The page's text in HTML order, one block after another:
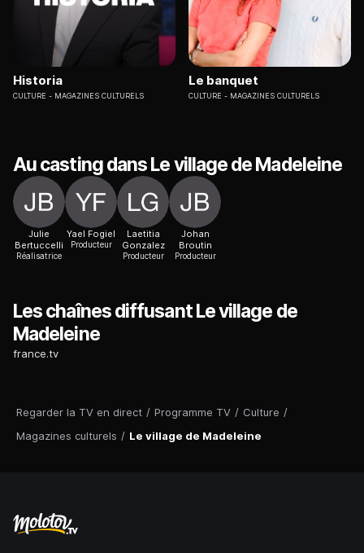
Regarder la TV en direct / Programme TV / Culture /
Magazines culturels / Le village de Madeleine
Historia
CULTURE MAGAZINES CULTURELS
Le banquet
CULTURE MAGAZINES CULTURELS
Au casting dans Le village de Madeleine
Julie
Bertuccelli
Réalisatrice
Yael Fogiel
Producteur
Laetitia
Gonzalez
Producteur
Johan
Broutin
Producteur
Les chaînes diffusant Le village de
Madeleine
france.tv